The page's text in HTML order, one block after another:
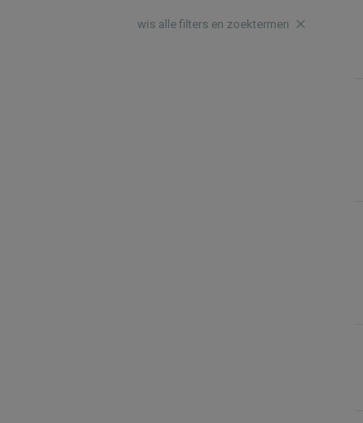
wis alle filters en zoektermen